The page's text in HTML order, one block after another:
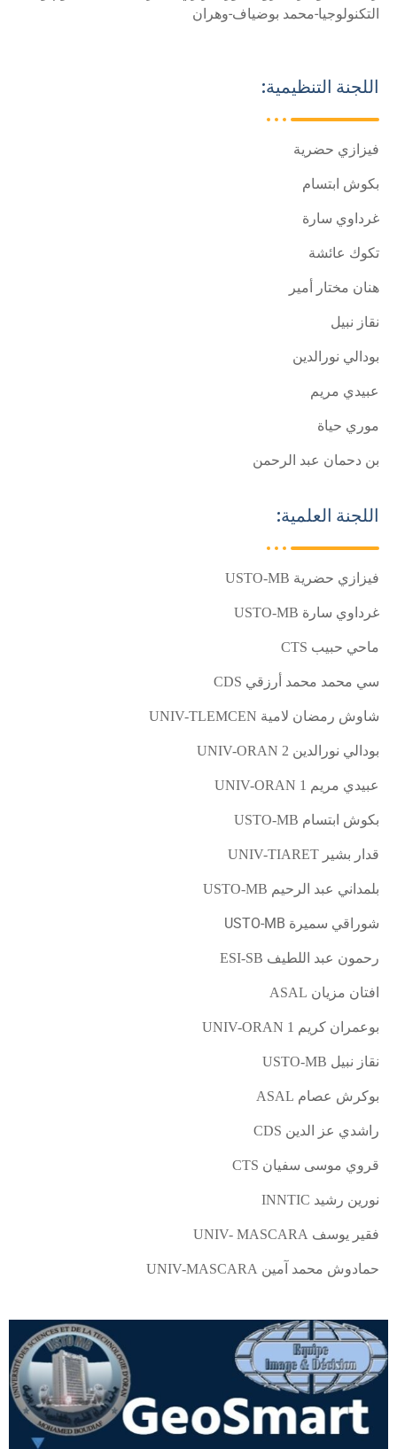
التكنولوجيا-محمد بوضياف-وهران
اللجنة التنظيمية:
فيزازي حضرية
بكوش ابتسام
غرداوي سارة
تكوك عائشة
هنان مختار أمير
نقاز نبيل
بودالي نورالدين
عبيدي مريم
موري حياة
بن دحمان عبد الرحمن
اللجنة العلمية:
فيزازي حضريةUSTO-MB
غرداوي سارة USTO-MB
ماحي حبيبCTS
سي محمد محمد أرزقي CDS
شاوش رمضان لاميةUNIV-TLEMCEN
بودالي نورالدين UNIV-ORAN 2
عبيدي مريمUNIV-ORAN 1
بكوش ابتسامUSTO-MB
قدار بشيرUNIV-TIARET
بلمداني عبد الرحيمUSTO-MB
شوراقي سميرة USTO-MB
رحمون عبد اللطيفESI-SB
افتان مزيانASAL
بوعمران كريمUNIV-ORAN 1
نقاز نبيل USTO-MB
بوكرش عصامASAL
راشدي عز الدينCDS
قروي موسى سفيانCTS
نورين رشيدINNTIC
فقير يوسفUNIV- MASCARA
حمادوش محمد آمينUNIV-MASCARA